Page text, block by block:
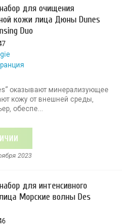
для очищения
кожи лица Дюны Dunes
Duo
оказывают минерализующее
кожу от внешней среды,
обеспе...
2023
для интенсивного
Морские волны Des